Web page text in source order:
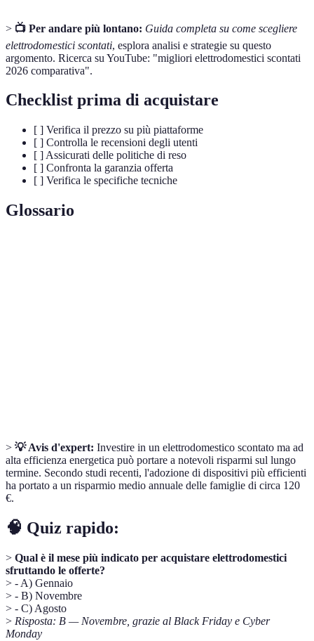
> 📺 Per andare più lontano: Guida completa su come scegliere
elettrodomestici scontati, esplora analisi e strategie su questo
argomento. Ricerca su YouTube: "migliori elettrodomestici scontati
2026 comparativa".
Checklist prima di acquistare
[ ] Verifica il prezzo su più piattaforme
[ ] Controlla le recensioni degli utenti
[ ] Assicurati delle politiche di reso
[ ] Confronta la garanzia offerta
[ ] Verifica le specifiche tecniche
Glossario
> 💡 Avis d'expert: Investire in un elettrodomestico scontato ma ad
alta efficienza energetica può portare a notevoli risparmi sul lungo
termine. Secondo studi recenti, l'adozione di dispositivi più efficienti
ha portato a un risparmio medio annuale delle famiglie di circa 120
€.
🧠 Quiz rapido:
> Qual è il mese più indicato per acquistare elettrodomestici
sfruttando le offerte?
> - A) Gennaio
> - B) Novembre
> - C) Agosto
> Risposta: B — Novembre, grazie al Black Friday e Cyber
Monday